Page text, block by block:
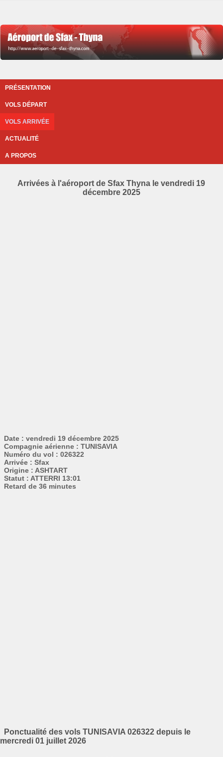
PRÉSENTATION
VOLS DÉPART
VOLS ARRIVÉE
ACTUALITÉ
A PROPOS
Arrivées à l'aéroport de Sfax Thyna le vendredi 19
décembre 2025
Date : vendredi 19 décembre 2025
Compagnie aérienne : TUNISAVIA
Numéro du vol : 026322
Arrivée : Sfax
Origine : ASHTART
Statut : ATTERRI 13:01
Retard de 36 minutes
Ponctualité des vols TUNISAVIA 026322 depuis le
mercredi 01 juillet 2026